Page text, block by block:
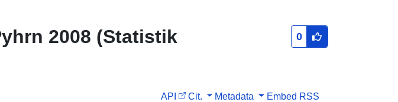
2008 (Statistik
0
API Cit. Metadata Embed RSS